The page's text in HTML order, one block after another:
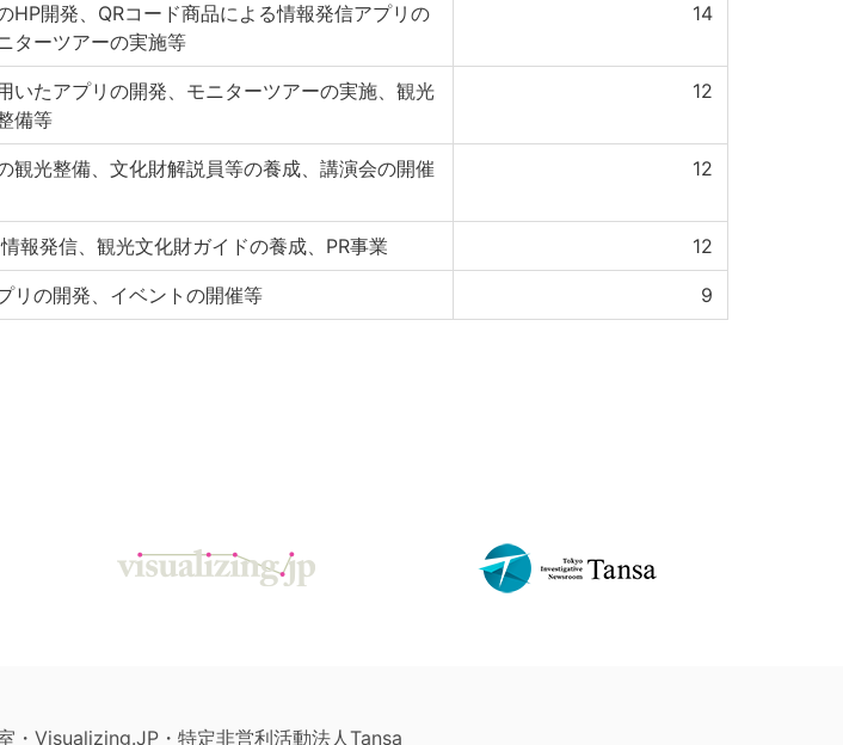
HP開発、QRコード商品による情報発信アプリの
ターツアーの実施等
14
いたアプリの開発、モニターツアーの実施、観光
備等
12
観光整備、文化財解説員等の養成、講演会の開催
12
報発信、観光文化財ガイドの養成、PR事業 12
リの開発、イベントの開催等 9
・Visualizing.JP・特定非営利活動法人Tansa